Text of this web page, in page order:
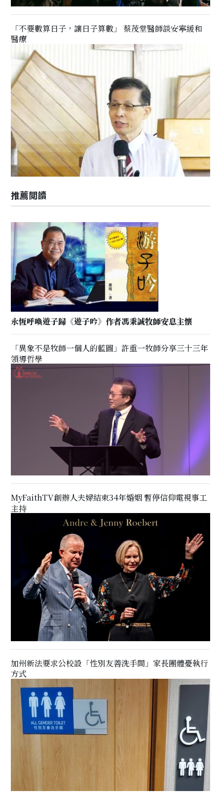
「不要數算日子，讓日子算數」 蔡茂堂醫師談安寧緩和
醫療
推薦閲讀
永恆呼喚遊子歸《遊子吟》作者馮秉誠牧師安息主懷
「異象不是牧師一個人的藍圖」許重一牧師分享三十三年
領導哲學
MyFaithTV創辦人夫婦結束34年婚姻 暫停信仰電視事工
主持
加州新法要求公校設「性別友善洗手間」家長團體憂執行
方式